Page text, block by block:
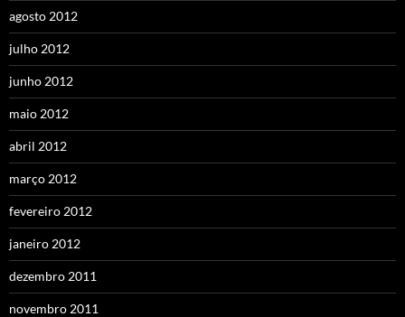
agosto 2012
julho 2012
junho 2012
maio 2012
abril 2012
março 2012
fevereiro 2012
janeiro 2012
dezembro 2011
novembro 2011